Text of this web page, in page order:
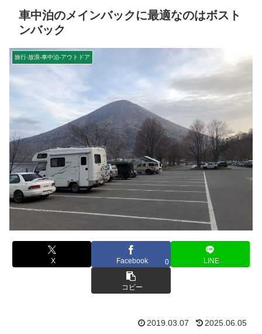
車中泊のメインバックに最適なのはボスト
ンバック
旅行-放浪-車中泊-アウトドア
X Facebook 0 LINE
コピー
2019.03.07 2025.06.05